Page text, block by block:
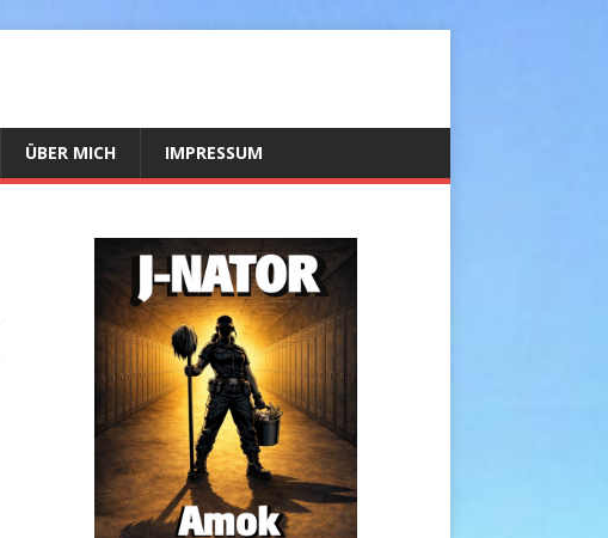
ÜBER MICH IMPRESSUM